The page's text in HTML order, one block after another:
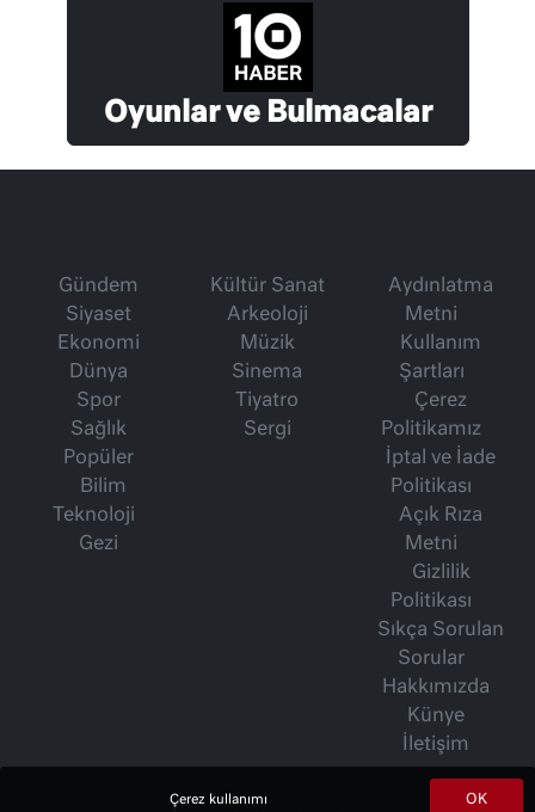
Oyunlar ve Bulmacalar
Gündem
Siyaset
Ekonomi
Dünya
Spor
Sağlık
Popüler
Bilim
Teknoloji
Gezi
Kültür Sanat
Arkeoloji
Müzik
Sinema
Tiyatro
Sergi
Aydınlatma
Metni
Kullanım
Şartları
Çerez
Politikamız
İptal ve İade
Politikası
Açık Rıza
Metni
Gizlilik
Politikası
Sıkça Sorulan
Sorular
Hakkımızda
Künye
İletişim
OK
Çerez kullanımı